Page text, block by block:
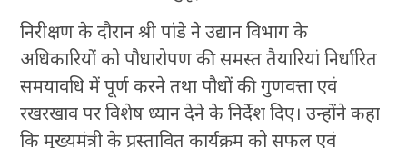
निरीक्षण के दौरान श्री पांडे ने उद्यान विभाग के
अधिकारियों को पौधारोपण की समस्त तैयारियां निर्धारित
समयावधि में पूर्ण करने तथा पौधों की गुणवत्ता एवं
रखरखाव पर विशेष ध्यान देने के निर्देश दिए। उन्होंने कहा
कि मुख्यमंत्री के प्रस्तावित कार्यक्रम को सफल एवं